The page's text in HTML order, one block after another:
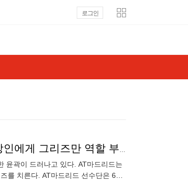
로그인
'7번 등번호만 물려 받은 것 아니다'…AT마드리드 첫 훈련, 이강인에게 그리즈만 역할 부여
윤곽이 드러나고 있다. AT마드리드는
를 치른다. AT마드리드 선수단은 6일